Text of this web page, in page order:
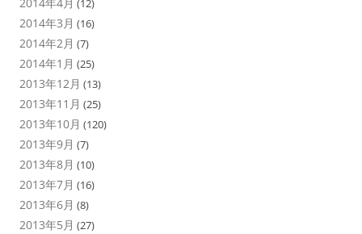
(12)
2014年3月 (16)
2014年2月 (7)
2014年1月 (25)
2013年12月 (13)
2013年11月 (25)
2013年10月 (120)
2013年9月 (7)
2013年8月 (10)
2013年7月 (16)
2013年6月 (8)
2013年5月 (27)